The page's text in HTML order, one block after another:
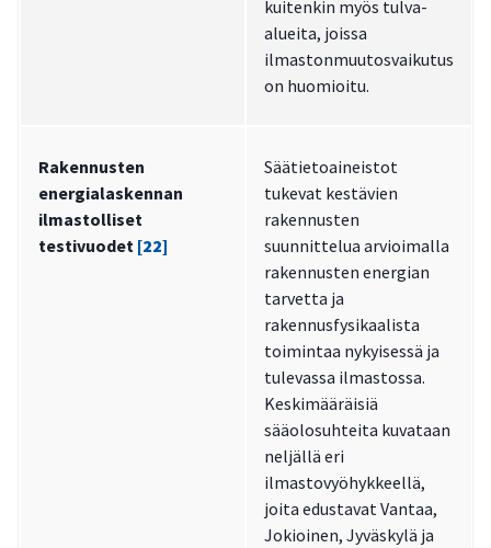
kuitenkin myös tulva-
alueita, joissa
ilmastonmuutosvaikutus
on huomioitu.
Rakennusten
energialaskennan
ilmastolliset
testivuodet [22]
Säätietoaineistot
tukevat kestävien
rakennusten
suunnittelua arvioimalla
rakennusten energian
tarvetta ja
rakennusfysikaalista
toimintaa nykyisessä ja
tulevassa ilmastossa.
Keskimääräisiä
sääolosuhteita kuvataan
neljällä eri
ilmastovyöhykkeellä,
joita edustavat Vantaa,
Jokioinen, Jyväskylä ja